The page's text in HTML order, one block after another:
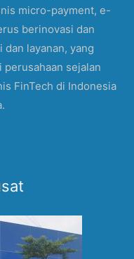
micro-payment, e-
berinovasi dan
layanan, yang
perusahaan sejalan
FinTech di Indonesia